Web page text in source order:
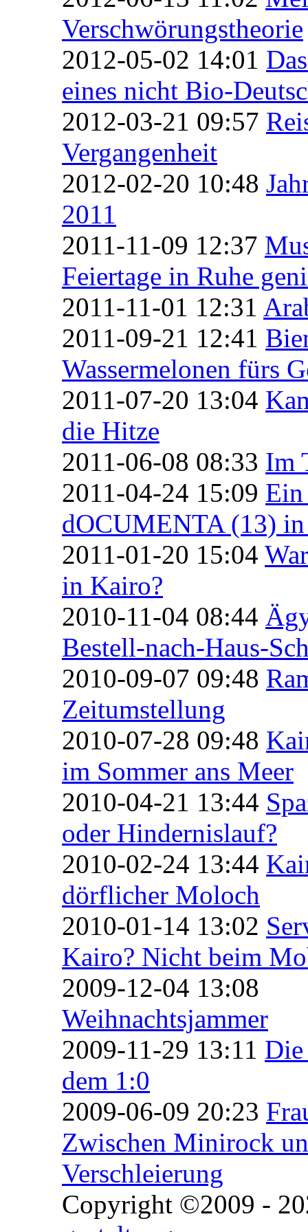
Verschwörungstheorie
2012-05-02 14:01
eines nicht Bio-
2012-03-21 09:57
Vergangenheit
2012-02-20 10:48
2011
2011-11-09 12:37
Feiertage in Ruhe
2011-11-01 12:31
2011-09-21 12:41
Wassermelonen fürs
2011-07-20 13:04
die Hitze
2011-06-08 08:33 Im
2011-04-24 15:09
dOCUMENTA (13)
2011-01-20 15:04
in Kairo?
2010-11-04 08:44
Bestell-nach-Haus-
2010-09-07 09:48
Zeitumstellung
2010-07-28 09:48
im Sommer ans Meer
2010-04-21 13:44
oder Hindernislauf?
2010-02-24 13:44
dörflicher Moloch
2010-01-14 13:02
Kairo? Nicht beim
2009-12-04 13:08
Weihnachtsjammer
2009-11-29 13:11
dem 1:0
2009-06-09 20:23
Zwischen Minirock
Verschleierung
Copyright ©2009 -